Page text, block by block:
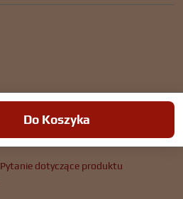
Do Koszyka
Pytanie dotyczące produktu